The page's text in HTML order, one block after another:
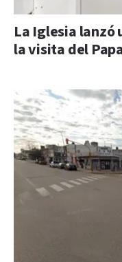
La Iglesia lanzó
la visita del